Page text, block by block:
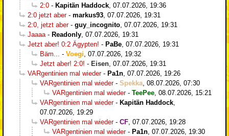
2:0 - Kapitän Haddock 07.07.2026, 19:36
2:0 jetzt aber- markus93 07.07.2026, 19:31
2:0, jetzt aber- guy_incognito 07.07.2026, 19:31
Jaaaa - Readonly 07.07.2026, 19:31
Jetzt aber! 0:2 Ägypten! - PaBe 07.07.2026, 19:31
Bäm...
- Voegi 07.07.2026, 19:32
Jetzt aber! 2:0! - Eisen 07.07.2026, 19:31
VARgentinien mal wieder- Pa1n 07.07.2026, 19:26
VARgentinien mal wieder- Spekka 08.07.2026, 07:30
VARgentinien mal wieder- TeePee 08.07.2026, 15:21
VARgentinien mal wieder- Kapitän Haddock
07.07.2026, 19:29
VARgentinien mal wieder- CF 07.07.2026, 19:28
VARgentinien mal wieder- Pa1n 07.07.2026, 19:30